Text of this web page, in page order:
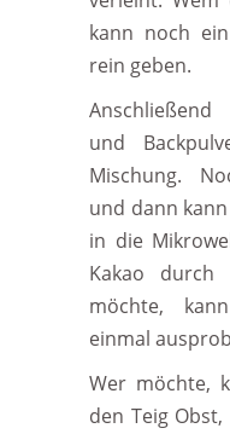
kann noch
rein geben.
und
Mischung.
und dann
in die
Kakao durch
möchte,
einmal
Wer möchte,
den Teig